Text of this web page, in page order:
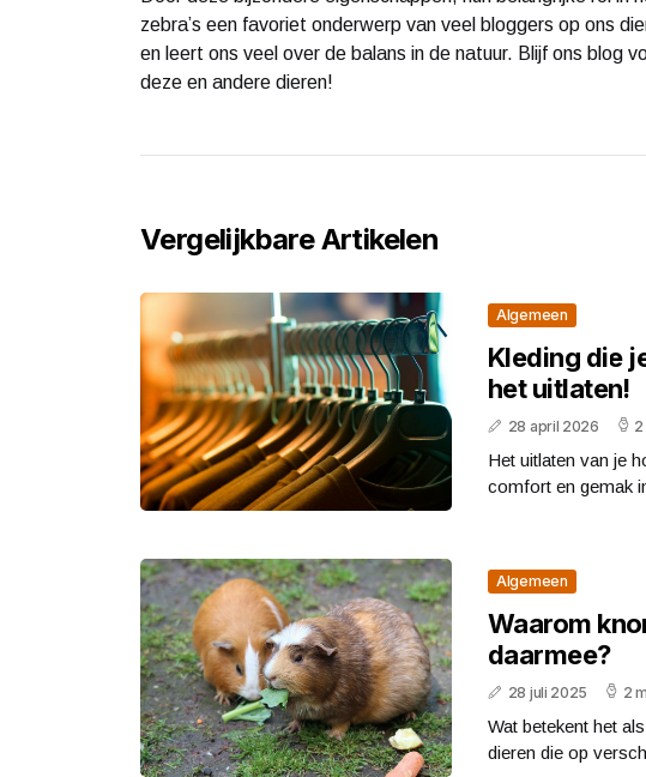
zebra’s een favoriet onderwerp van veel bloggers op ons
en leert ons veel over de balans in de natuur. Blijf ons blog
deze en andere dieren!
Vergelijkbare Artikelen
Algemeen
Kleding die
het uitlaten!
28 april 2026
Het uitlaten van je
comfort en gemak
Algemeen
Waarom
daarmee?
28 juli 2025 2
Wat betekent het
dieren die op